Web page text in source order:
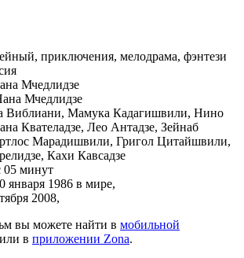
приключения, мелодрама, фэнтези
Мчедлидзе
Мчедлидзе
Виблиани, Мамука Кадагишвили, Нино
Квателадзе, Лео Антадзе, Зейнаб
Марадишвили, Григол Цитайшвили,
Кахи Кавсадзе
05 минут
января 1986 в мире,
2008,
вы можете найти в мобильной
или в приложении Zona.